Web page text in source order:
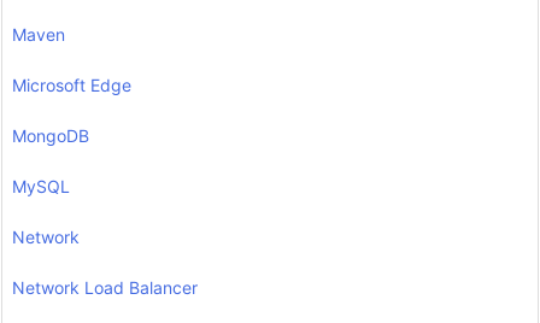
Maven
Microsoft Edge
MongoDB
MySQL
Network
Network Load Balancer